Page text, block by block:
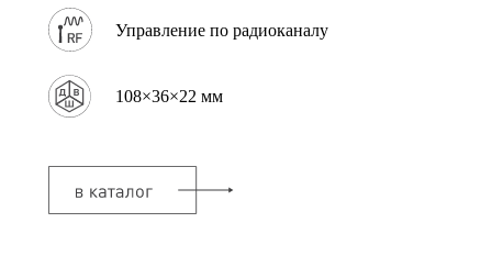
Управление по радиоканалу
108×36×22 мм